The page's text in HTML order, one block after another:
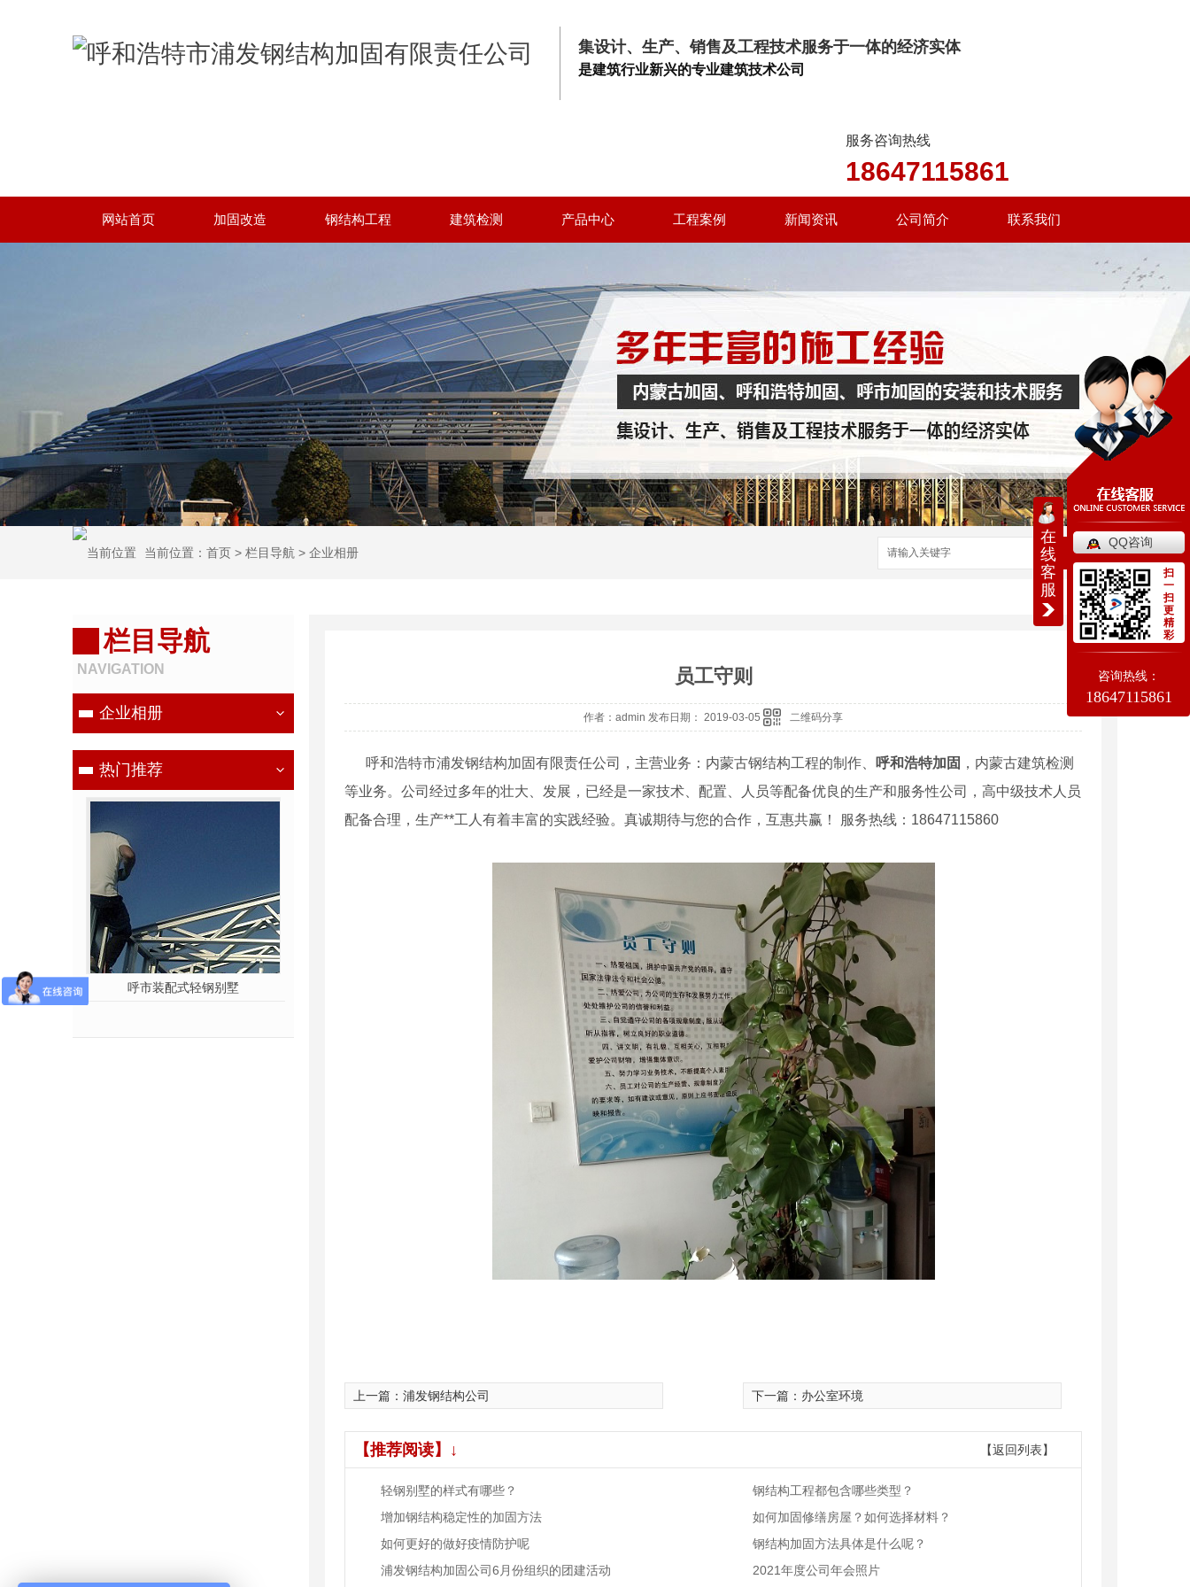
集设计、生产、销售及工程技术服务于一体的经济实体
是建筑行业新兴的专业建筑技术公司
服务咨询热线
18647115861
18947199860
网站首页 加固改造 钢结构工程 建筑检测 产品中心 工程案例 新闻资讯 公司简介 联系我们
当前位置： 首页 > 栏目导航 > 企业相册 搜索
栏目导航
NAVIGATION
企业相册
热门推荐
施工 呼市装配式轻钢别墅 呼市建筑结构检测
员工守则
作者：admin 发布日期： 2019-03-05 二维码分享
呼和浩特市浦发钢结构加固有限责任公司，主营业务：内蒙古钢结构工程的制作、 呼和浩特加固 ，内蒙古建筑检测
等业务。公司经过多年的壮大、发展，已经是一家技术、配置、人员等配备优良的生产和服务性公司，高中级技术人员
配备合理，生产**工人有着丰富的实践经验。真诚期待与您的合作，互惠共赢！ 服务热线：18647115860
上一篇： 浦发钢结构公司 下一篇： 办公室环境
【返回列表】
【推荐阅读】↓
轻钢别墅的样式有哪些？
钢结构工程都包含哪些类型？
增加钢结构稳定性的加固方法
如何加固修缮房屋？如何选择材料？
如何更好的做好疫情防护呢
钢结构加固方法具体是什么呢？
浦发钢结构加固公司6月份组织的团建活动
2021年度公司年会照片
在
线
客
服
QQ咨询
扫
一
扫
更
精
彩
咨询热线：
18647115861